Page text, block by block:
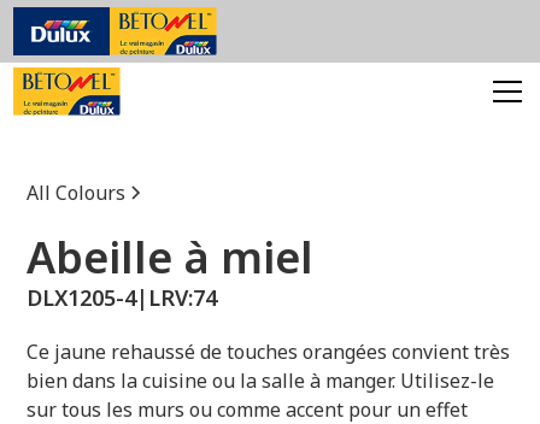
All Colours
Abeille à miel
DLX1205-4| LRV:74
Ce jaune rehaussé de touches orangées convient très
bien dans la cuisine ou la salle à manger. Utilisez-le
sur tous les murs ou comme accent pour un effet